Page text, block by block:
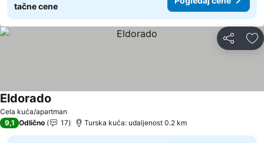
tačne cene
Deli
Cela kuća/apartman
Eldorado
9,1 Odlično 17 Turska kuća: udaljenost 0.2 km